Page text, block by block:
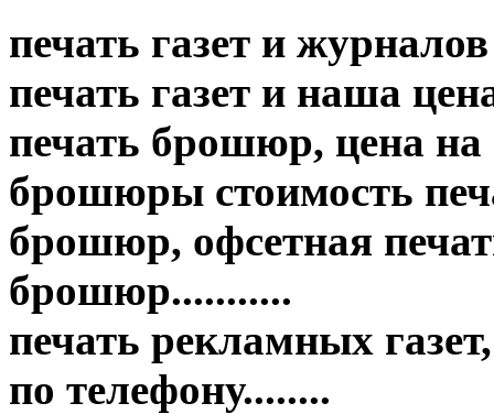
печать газет и
печать газет и наша
печать брошюр, цена
брошюры стоимость
брошюр, офсетная
брошюр...........
печать рекламных
по телефону........